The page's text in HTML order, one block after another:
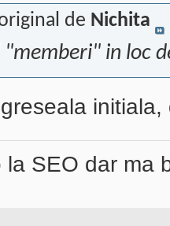
de Nichita
"memberi" in loc
la SEO dar ma